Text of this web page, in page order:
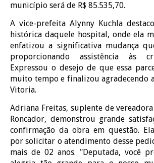
município será de R$ 85.535,70.
A vice-prefeita Alynny Kuchla
histórica daquele hospital, onde ela
enfatizou a significativa mudança
proporcionando assistência às
Expressou o desejo de que essa
muito tempo e finalizou agradecendo
Vitoria.
Adriana Freitas, suplente de
Roncador, demonstrou grande
confirmação da obra em questão.
por solicitar o atendimento desse
mais de 02 anos. "Deputada, você